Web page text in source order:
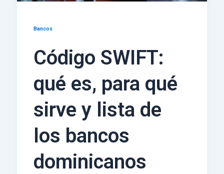
Bancos
Código SWIFT:
qué es, para qué
sirve y lista de
los bancos
dominicanos